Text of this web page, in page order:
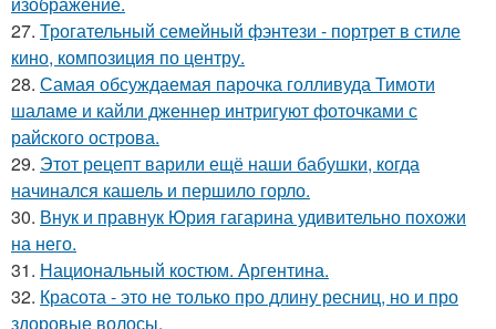
27. Трогательный семейный фэнтези - портрет в стиле
кино, композиция по центру.
28. Самая обсуждаемая парочка голливуда Тимоти
шаламе и кайли дженнер интригуют фоточками с
райского острова.
29. Этот рецепт варили ещё наши бабушки, когда
начинался кашель и першило горло.
30. Внук и правнук Юрия гагарина удивительно похожи
на него.
31. Национальный костюм. Аргентина.
32. Красота - это не только про длину ресниц, но и про
здоровые волосы.